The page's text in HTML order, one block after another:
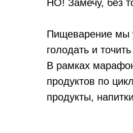
НО! Замечу, без
Пищеварение мы
голодать и
В рамках
продуктов по
продукты,